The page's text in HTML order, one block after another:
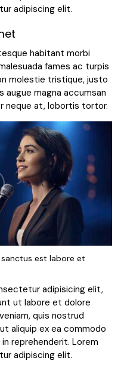
adipiscing elit.
habitant morbi
fames ac turpis
molestie tristique, justo
augue magna accumsan
neque at, lobortis tortor.
est labore et
adipisicing elit,
ut labore et dolore
quis nostrud
aliquip ex ea commodo
reprehenderit. Lorem
adipiscing elit.